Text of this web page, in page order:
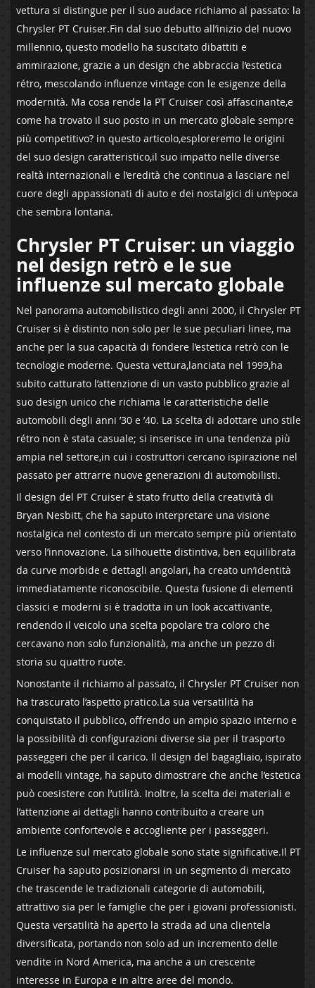
vettura si distingue per il suo audace richiamo al passato:‌ la
Chrysler PT‌ Cruiser.Fin dal suo debutto all’inizio del nuovo
millennio, questo modello ha suscitato‌ dibattiti e
ammirazione, grazie a un design‍ che⁢ abbraccia l’estetica
rétro, ⁢mescolando influenze vintage ⁢con le esigenze della
modernità. Ma cosa rende la PT Cruiser⁢ così affascinante,e
come ha trovato il suo posto in un mercato globale sempre
più competitivo? in questo articolo,esploreremo⁢ le origini⁢
del suo‍ design caratteristico,il​ suo‌ impatto nelle diverse
realtà⁤ internazionali e l’eredità che continua a lasciare ⁣nel
cuore degli⁤ appassionati di ‍auto e⁤ dei nostalgici di un’epoca
che sembra⁢ lontana.
Chrysler PT ​Cruiser: un⁣ viaggio
nel design ⁤retrò e ⁣le ⁤sue
influenze sul mercato globale
Nel panorama automobilistico degli anni ‍2000, il Chrysler ⁢PT
Cruiser si⁢ è distinto non‌ solo per le ​sue⁤ peculiari ⁣linee,​ ma
anche ‌per la sua ⁢capacità di ⁤fondere l’estetica retrò con le
tecnologie⁤ moderne. Questa vettura,lanciata nel 1999,ha
subito catturato l’attenzione di un vasto pubblico grazie ​al
suo⁤ design ⁤unico che richiama le caratteristiche delle
automobili degli anni ’30 e ’40. La ⁢scelta di adottare uno⁤ stile
rétro non è⁣ stata casuale; si inserisce in una ⁣tendenza⁣ più​
ampia nel settore,in cui i costruttori‌ cercano ispirazione nel
passato per attrarre nuove generazioni⁢ di automobilisti.
Il design del PT Cruiser è stato frutto della creatività ​di
Bryan Nesbitt, che ha⁤ saputo interpretare ​una visione
nostalgica nel contesto di ​un mercato​ sempre più ⁣orientato⁤
verso l’innovazione. La ​silhouette⁣ distintiva, ben equilibrata‍
da curve morbide e dettagli angolari, ha creato ​un’identità⁢
immediatamente riconoscibile. ⁢Questa fusione di​ elementi
classici⁣ e moderni si è tradotta in un look ⁢accattivante,​
rendendo ⁣il veicolo ⁤una scelta⁣ popolare tra coloro‌ che
cercavano⁤ non solo‌ funzionalità, ‍ma anche un pezzo di
storia su quattro‍ ruote.
Nonostante​ il ‌richiamo ⁢al passato, il Chrysler PT Cruiser non
ha trascurato l’aspetto pratico.La sua versatilità ha
⁤conquistato il⁢ pubblico, offrendo un ampio spazio interno ‍e
la possibilità ‌di configurazioni ‍diverse sia​ per il⁣ trasporto
passeggeri che per il carico. Il ‌design del bagagliaio, ⁣ispirato
ai modelli vintage, ha ⁣saputo dimostrare che anche l’estetica
può ⁤coesistere⁤ con l’utilità.‍ Inoltre, la⁢ scelta⁣ dei materiali ⁣e
l’attenzione ai ⁢dettagli hanno contribuito ⁢a‌ creare un
ambiente ⁤confortevole e ⁢accogliente⁤ per i⁤ passeggeri.
Le influenze sul mercato⁢ globale sono state significative.Il PT
Cruiser⁤ ha ⁤saputo⁢ posizionarsi in un segmento di mercato ​
che trascende le tradizionali‌ categorie di‍ automobili,​
attrattivo​ sia per le famiglie che per i ⁢giovani professionisti.
⁣Questa versatilità ha ⁤aperto la strada ad una clientela
⁣diversificata,‍ portando non solo ad un incremento delle
vendite in Nord America,⁣ ma anche ⁣a ‍un ‍crescente
interesse⁢ in Europa e in ‌altre aree⁣ del ⁤mondo.‍